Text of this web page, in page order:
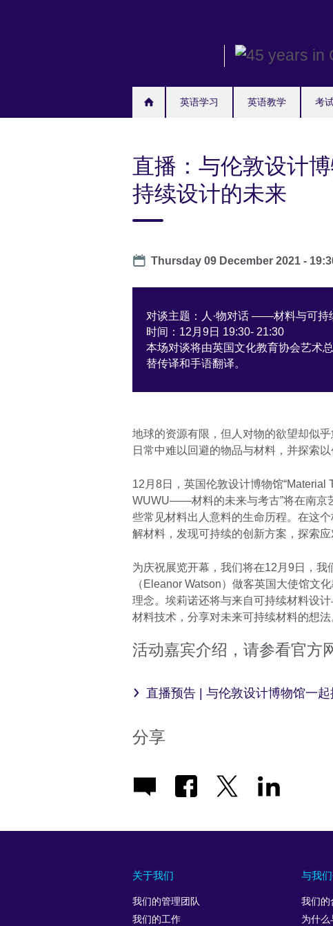
英语学习 英语教学 考
直播：与伦敦设计
持续设计的未来
Date
Thursday 09 December 2021 -
对谈主题：人·物对话 ——材料与可持
时间：12月9日 19:30- 21:30
本场对谈将由英国文化教育协会艺术
替传译和手语翻译。
地球的资源有限，但人对物的欲望却似
日常中难以回避的物品与材料，并探索
12月8日，英国伦敦设计博物馆“Material
WUWU——材料的未来与考古”将在南京
些常见材料出人意料的生命历程。在这
解材料，发现可持续的创新方案，探索
为庆祝展览开幕，我们将在12月9日，我
（Eleanor Watson）做客英国大使馆文
理念。埃莉诺还将与来自可持续材料设
材料技术，分享对未来可持续材料的想法
活动嘉宾介绍，请参看官方
直播预告 | 与伦敦设计博物馆一
分享
关于我们
我们的管理团队
我们的工作
与我
我们的
为什么